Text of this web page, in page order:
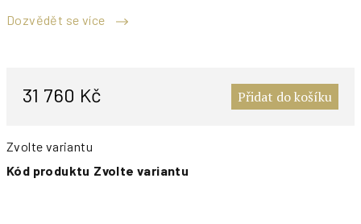
Dozvědět se více
31 760 Kč Přidat do košíku
Zvolte variantu
Kód produktu Zvolte variantu